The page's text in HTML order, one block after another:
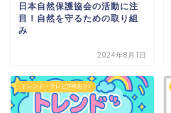
日本自然保護協会の活動に注
目！自然を守るための取り組
み
2024年8月1日
トレンド・テレビ(PRあり)